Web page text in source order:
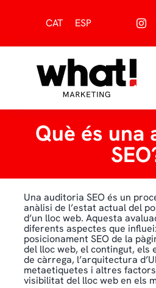
CAT ESP
Què és una
Una auditoria SEO és un
anàlisi de l’estat actual del
d’un lloc web. Aquesta
diferents aspectes que
posicionament SEO de la
del lloc web, el contingut, els
de càrrega, l’arquitectura
metaetiquetes i altres
visibilitat del lloc web en els